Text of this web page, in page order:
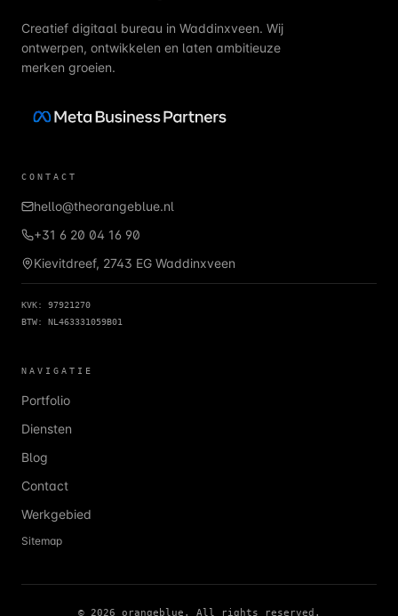
Creatief digitaal bureau in Waddinxveen. Wij
ontwerpen, ontwikkelen en laten ambitieuze
merken groeien.
CONTACT
hello@theorangeblue.nl
+31 6 20 04 16 90
Kievitdreef, 2743 EG Waddinxveen
KVK: 97921270
BTW: NL463331059B01
NAVIGATIE
Portfolio
Diensten
Blog
Contact
Werkgebied
Sitemap
© 2026 orangeblue. All rights reserved.